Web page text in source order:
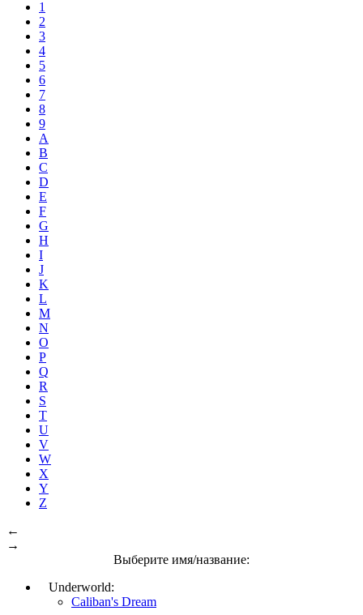
1
2
3
4
5
6
7
8
9
A
B
C
D
E
F
G
H
I
J
K
L
M
N
O
P
Q
R
S
T
U
V
W
X
Y
Z
←
→
Выберите имя/название:
Underworld:
Caliban's Dream